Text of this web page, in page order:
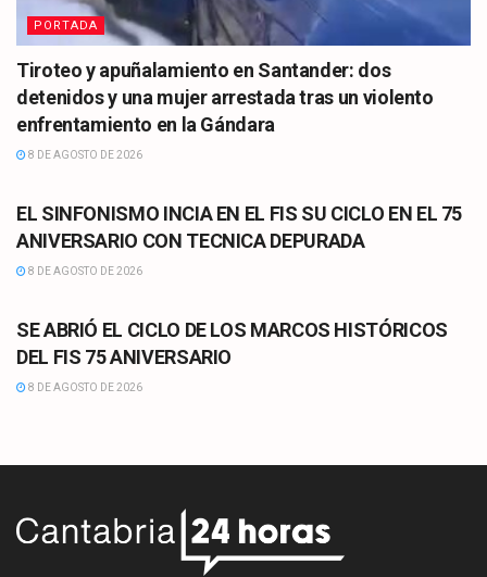
PORTADA
Tiroteo y apuñalamiento en Santander: dos
detenidos y una mujer arrestada tras un violento
enfrentamiento en la Gándara
8 DE AGOSTO DE 2026
EL SINFONISMO INCIA EN EL FIS SU CICLO EN EL 75
ANIVERSARIO CON TECNICA DEPURADA
8 DE AGOSTO DE 2026
SE ABRIÓ EL CICLO DE LOS MARCOS HISTÓRICOS
DEL FIS 75 ANIVERSARIO
8 DE AGOSTO DE 2026